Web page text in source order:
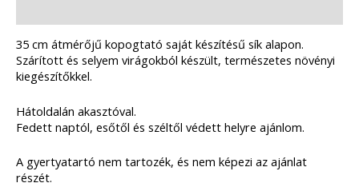
35 cm átmérőjű kopogtató saját készítésű sík alapon.
Szárított és selyem virágokból készült, természetes növényi
kiegészítőkkel.
Hátoldalán akasztóval.
Fedett naptól, esőtől és széltől védett helyre ajánlom.
A gyertyatartó nem tartozék, és nem képezi az ajánlat
részét.